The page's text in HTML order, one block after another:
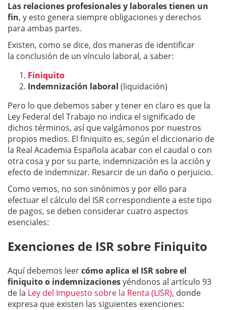
Las relaciones profesionales y laborales tienen un
fin, y esto genera siempre obligaciones y derechos
para ambas partes.
Existen, como se dice, dos maneras de identificar
la conclusión de un vínculo laboral, a saber:
Finiquito
Indemnización laboral (liquidación)
Pero lo que debemos saber y tener en claro es que la
Ley Federal del Trabajo no indica el significado de
dichos términos, así que valgámonos por nuestros
propios medios. El finiquito es, según el diccionario de
la Real Academia Española acabar con el caudal o con
otra cosa y por su parte, indemnización es la acción y
efecto de indemnizar. Resarcir de un daño o perjuicio.
Como vemos, no son sinónimos y por ello para
efectuar el cálculo del ISR correspondiente a este tipo
de pagos, se deben considerar cuatro aspectos
esenciales:
Exenciones de ISR sobre Finiquito
Aquí debemos leercómo aplica el ISR sobre el
finiquito o indemnizacionesyéndonos al artículo 93
de la Ley del Impuesto sobre la Renta (LISR), donde
expresa que existen las siguientes exenciones: